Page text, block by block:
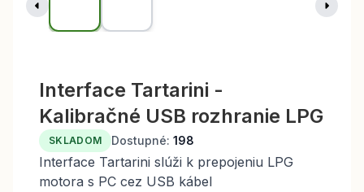
Interface Tartarini -
Kalibračné USB rozhranie LPG
SKLADOM Dostupné: 198
Interface Tartarini slúži k prepojeniu LPG
motora s PC cez USB kábel